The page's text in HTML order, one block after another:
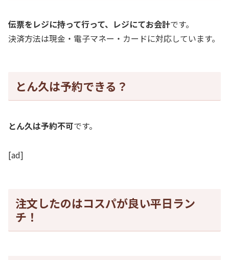
伝票をレジに持って行って、レジにてお会計です。
決済方法は現金・電子マネー・カードに対応しています。
とん久は予約できる？
とん久は予約不可です。
[ad]
注文したのはコスパが良い平日ラン
チ！